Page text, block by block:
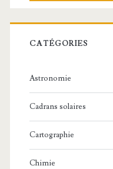
CATÉGORIES
Astronomie
Cadrans solaires
Cartographie
Chimie